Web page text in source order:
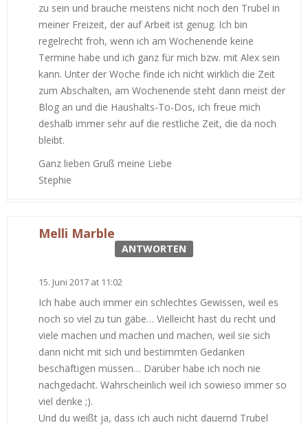
zu sein und brauche meistens nicht noch den Trubel in
meiner Freizeit, der auf Arbeit ist genug. Ich bin
regelrecht froh, wenn ich am Wochenende keine
Termine habe und ich ganz für mich bzw. mit Alex sein
kann. Unter der Woche finde ich nicht wirklich die Zeit
zum Abschalten, am Wochenende steht dann meist der
Blog an und die Haushalts-To-Dos, ich freue mich
deshalb immer sehr auf die restliche Zeit, die da noch
bleibt.
Ganz lieben Gruß meine Liebe
Stephie
Melli Marble
ANTWORTEN
15. Juni 2017 at 11:02
Ich habe auch immer ein schlechtes Gewissen, weil es
noch so viel zu tun gäbe… Vielleicht hast du recht und
viele machen und machen und machen, weil sie sich
dann nicht mit sich und bestimmten Gedanken
beschäftigen müssen… Darüber habe ich noch nie
nachgedacht. Wahrscheinlich weil ich sowieso immer so
viel denke ;).
Und du weißt ja, dass ich auch nicht dauernd Trubel